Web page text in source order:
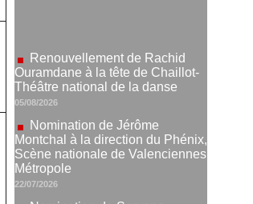
Nomination de Jérôme
Montchal à la direction du Phénix,
Scène nationale de Valenciennes
22/07/2026
Nomination de Servane
Ducorps et Mikaël Serre à la
direction de la Comédie de